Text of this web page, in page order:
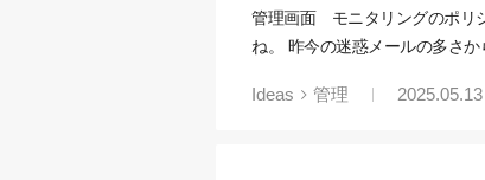
管理画面 モニタリングのポリ
ね。 昨今の迷惑メールの多さ
Ideas 管理 2025.05.13